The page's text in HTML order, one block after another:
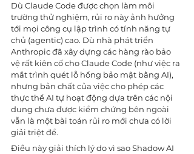
Dù Claude Code được chọn làm môi
trường thử nghiệm, rủi ro này ảnh hưởng
tới mọi công cụ lập trình có tính năng tự
chủ (agentic) cao. Dù nhà phát triển
Anthropic đã xây dựng các hàng rào bảo
vệ rất kiên cố cho Claude Code (như việc ra
mắt trình quét lỗ hổng bảo mật bằng AI),
nhưng bản chất của việc cho phép các
thực thể AI tự hoạt động dựa trên các nội
dung chưa được kiểm chứng bên ngoài
vẫn là một bài toán rủi ro mới chưa có lời
giải triệt để.
Điều này giải thích lý do vì sao Shadow AI